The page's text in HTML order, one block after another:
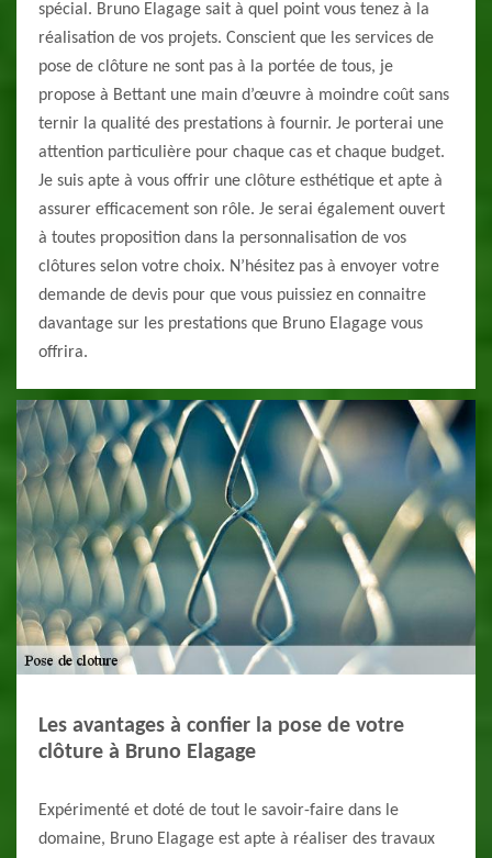
spécial. Bruno Elagage sait à quel point vous tenez à la
réalisation de vos projets. Conscient que les services de
pose de clôture ne sont pas à la portée de tous, je
propose à Bettant une main d’œuvre à moindre coût sans
ternir la qualité des prestations à fournir. Je porterai une
attention particulière pour chaque cas et chaque budget.
Je suis apte à vous offrir une clôture esthétique et apte à
assurer efficacement son rôle. Je serai également ouvert
à toutes proposition dans la personnalisation de vos
clôtures selon votre choix. N’hésitez pas à envoyer votre
demande de devis pour que vous puissiez en connaitre
davantage sur les prestations que Bruno Elagage vous
offrira.
Les avantages à confier la pose de votre
clôture à Bruno Elagage
Expérimenté et doté de tout le savoir-faire dans le
domaine, Bruno Elagage est apte à réaliser des travaux